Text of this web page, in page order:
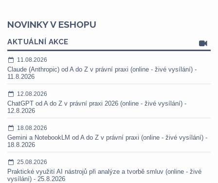
NOVINKY V ESHOPU
AKTUÁLNÍ AKCE
11.08.2026
Claude (Anthropic) od A do Z v právní praxi (online - živé vysílání) -
11.8.2026
12.08.2026
ChatGPT od A do Z v právní praxi 2026 (online - živé vysílání) -
12.8.2026
18.08.2026
Gemini a NotebookLM od A do Z v právní praxi (online - živé vysílání) -
18.8.2026
25.08.2026
Praktické využití AI nástrojů při analýze a tvorbě smluv (online - živé
vysílání) - 25.8.2026